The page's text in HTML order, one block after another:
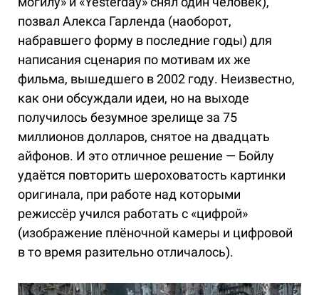
позвал Алекса Гарленда (наоборот,
набравшего форму в последние годы) для
написания сценария по мотивам их же
фильма, вышедшего в 2002 году. Неизвестно,
как они обсуждали идеи, но на выходе
получилось безумное зрелище за 75
миллионов долларов, снятое на двадцать
айфонов. И это отличное решение — Бойлу
удаётся повторить шероховатость картинки
оригинала, при работе над которыми
режиссёр учился работать с «цифрой»
(изображение плёночной камеры и цифровой
в то время разительно отличалось).